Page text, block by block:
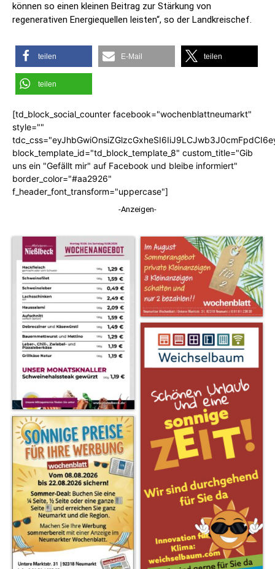
können so einen kleinen Beitrag zur Stärkung von
regenerativen Energiequellen leisten“, so der Landkreischef.
teilen E-Mail teilen
teilen
[td_block_social_counter facebook="wochenblattneumarkt"
style=""
block_template_id="td_block_template_8" custom_title="Gib
uns ein "Gefällt mir" auf Facebook und bleibe informiert"
border_color="#aa2926"
f_header_font_transform="uppercase"]
-Anzeigen-